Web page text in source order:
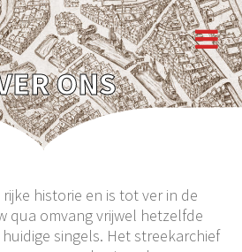
ONS
historie en is tot ver in de
qua omvang vrijwel hetzelfde
singels. Het streekarchief